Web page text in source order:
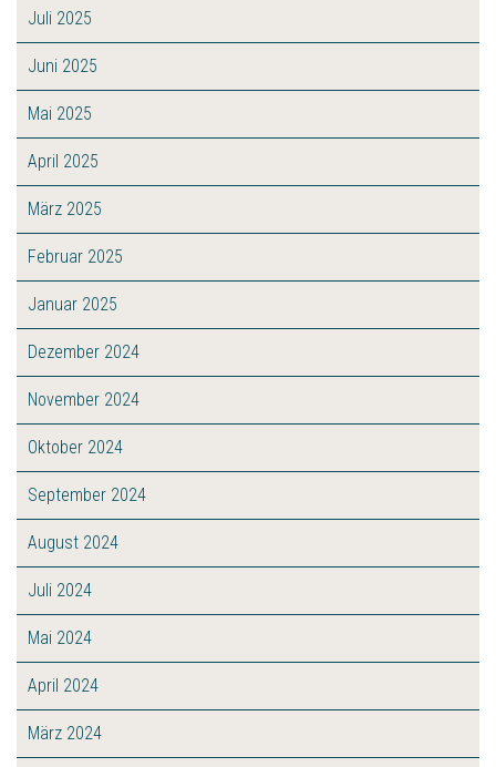
Juli 2025
Juni 2025
Mai 2025
April 2025
März 2025
Februar 2025
Januar 2025
Dezember 2024
November 2024
Oktober 2024
September 2024
August 2024
Juli 2024
Mai 2024
April 2024
März 2024